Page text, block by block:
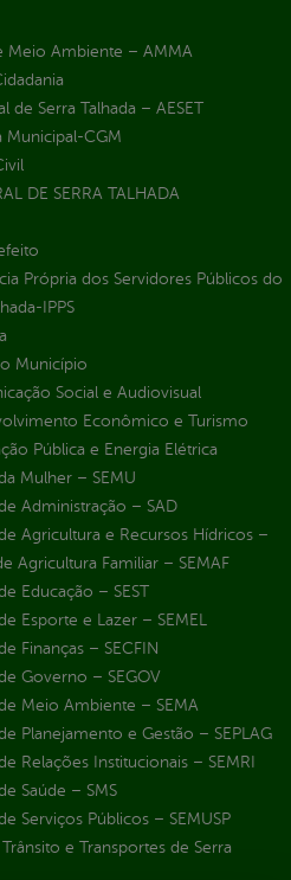
Meio Ambiente – AMMA
de Serra Talhada – AESET
Municipal-CGM
DE SERRA TALHADA
Própria dos Servidores Públicos do
IPPS
Município
Social e Audiovisual
Econômico e Turismo
Pública e Energia Elétrica
Mulher – SEMU
Administração – SAD
Agricultura e Recursos Hídricos –
Agricultura Familiar – SEMAF
Educação – SEST
Esporte e Lazer – SEMEL
Finanças – SECFIN
Governo – SEGOV
Meio Ambiente – SEMA
Planejamento e Gestão – SEPLAG
Relações Institucionais – SEMRI
Saúde – SMS
Serviços Públicos – SEMUSP
e Transportes de Serra